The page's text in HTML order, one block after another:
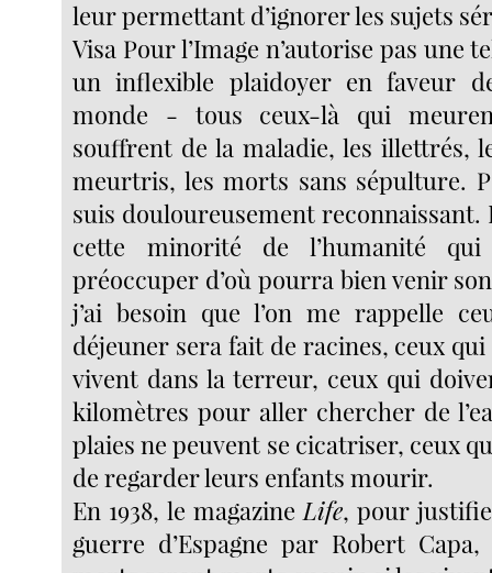
leur permettant d’ignorer les sujets
Visa Pour l’Image n’autorise pas une
un inflexible plaidoyer en faveur
monde - tous ceux-là qui
souffrent de la maladie, les illettrés,
meurtris, les morts sans sépulture.
suis douloureusement reconnaissant.
cette minorité de l’humanité
préoccuper d’où pourra bien venir
j’ai besoin que l’on me rappelle
déjeuner sera fait de racines, ceux
vivent dans la terreur, ceux qui
kilomètres pour aller chercher de
plaies ne peuvent se cicatriser, ceux
de regarder leurs enfants mourir.
En 1938, le magazineLife, pour
guerre d’Espagne par Robert